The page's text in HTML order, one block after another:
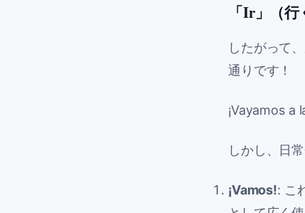
「Ir」（
したがって
通りです！
¡Vayamos a
しかし、日
¡Vamos!: こ